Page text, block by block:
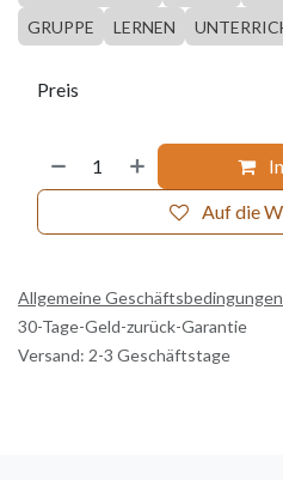
GRUPPE
LERNEN
Auf die
Preis
Allgemeine Geschäftsbedingungen
30-Tage-Geld-zurück-Garantie
Versand: 2-3 Geschäftstage